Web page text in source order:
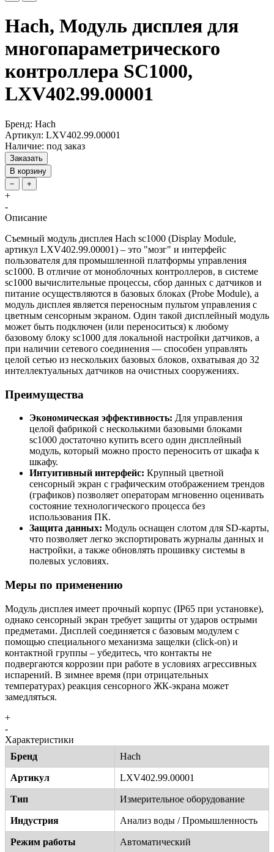
Hach, Модуль дисплея для
многопараметрического
контроллера SC1000,
LXV402.99.00001
Бренд: Hach
Артикул: LXV402.99.00001
Наличие: под заказ
Заказать
В корзину
−
+
+
-
Описание
Съемный модуль дисплея Hach sc1000 (Display Module,
артикул LXV402.99.00001) – это "мозг" и интерфейс
пользователя для промышленной платформы управления
sc1000. В отличие от моноблочных контроллеров, в системе
sc1000 вычислительные процессы, сбор данных с датчиков и
питание осуществляются в базовых блоках (Probe Module), а
модуль дисплея является переносным пультом управления с
цветным сенсорным экраном. Один такой дисплейный модуль
может быть подключен (или переноситься) к любому
базовому блоку sc1000 для локальной настройки датчиков, а
при наличии сетевого соединения — способен управлять
целой сетью из нескольких базовых блоков, охватывая до 32
интеллектуальных датчиков на очистных сооружениях.
Преимущества
Экономическая эффективность: Для управления
целой фабрикой с несколькими базовыми блоками
sc1000 достаточно купить всего один дисплейный
модуль, который можно просто переносить от шкафа к
шкафу.
Интуитивный интерфейс: Крупный цветной
сенсорный экран с графическим отображением трендов
(графиков) позволяет операторам мгновенно оценивать
состояние технологического процесса без
использования ПК.
Защита данных: Модуль оснащен слотом для SD-карты,
что позволяет легко экспортировать журналы данных и
настройки, а также обновлять прошивку системы в
полевых условиях.
Меры по применению
Модуль дисплея имеет прочный корпус (IP65 при установке),
однако сенсорный экран требует защиты от ударов острыми
предметами. Дисплей соединяется с базовым модулем с
помощью специального механизма защелки (click-on) и
контактной группы – убедитесь, что контакты не
подвергаются коррозии при работе в условиях агрессивных
испарений. В зимнее время (при отрицательных
температурах) реакция сенсорного ЖК-экрана может
замедляться.
+
-
Характеристики
Бренд
Hach
Артикул LXV402.99.00001
Тип Измерительное оборудование
Индустрия Анализ воды / Промышленность
Режим работы Автоматический